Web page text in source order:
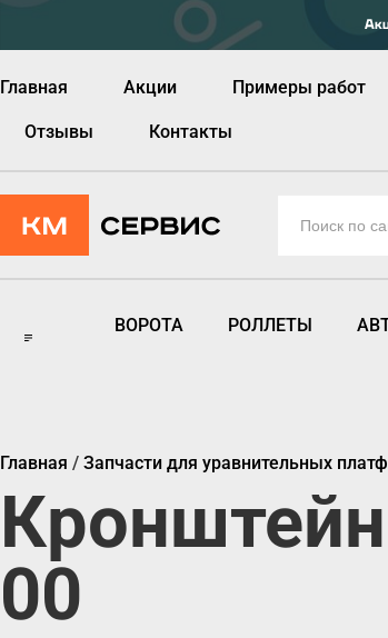
Главная Акции Примеры работ
Отзывы Контакты
ВОРОТА РОЛЛЕТЫ
Главная / Запчасти для уравнительных
Кронштейн
00